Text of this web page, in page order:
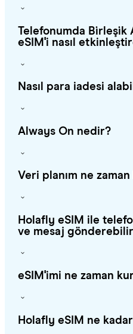
Telefonumda
eSIM'i nasıl
Nasıl para iadesi
Always On nedir?
Veri planım ne
Holafly eSIM ile
ve mesaj
eSIM'imi ne zaman
Holafly eSIM ne kadar